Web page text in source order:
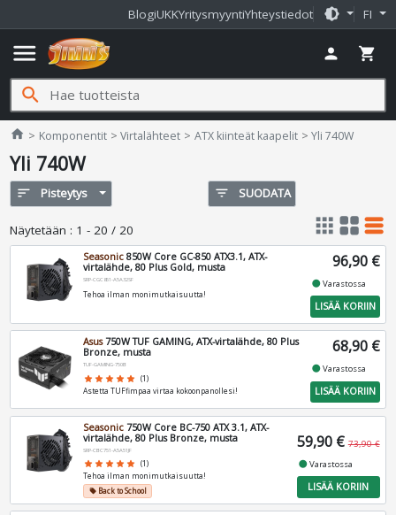
BlogiUKKYritysmyyntiYhteystiedot brightness_medium FI
menu person shopping_cart
search
home Jimms.fi
Komponentit Virtalähteet ATX kiinteät kaapelit Yli 740W
Yli 740W
sort Pisteytys filter_list SUODATA
Näytetään : 1 - 20 / 20 apps grid_view table_rows
Seasonic 850W Core GC-850 ATX3.1, ATX-
virtalähde, 80 Plus Gold, musta
SRP-CGC851-A5A32SF
Tehoa ilman monimutkaisuutta!
96,90 €
fiber_manual_recordVarastossa
LISÄÄ KORIIN
Asus750W TUF GAMING, ATX-virtalähde, 80 Plus
Bronze, musta
TUF-GAMING-750B
star star star star star (1)
Astetta TUFfimpaa virtaa kokoonpanollesi!
68,90 €
fiber_manual_recordVarastossa
LISÄÄ KORIIN
Seasonic 750W Core BC-750 ATX 3.1, ATX-
virtalähde, 80 Plus Bronze, musta
SRP-CBC751-A5A51JF
star star star star star (1)
Tehoa ilman monimutkaisuutta!
local_offerBack to School
59,90 € 73,90 €
fiber_manual_recordVarastossa
LISÄÄ KORIIN